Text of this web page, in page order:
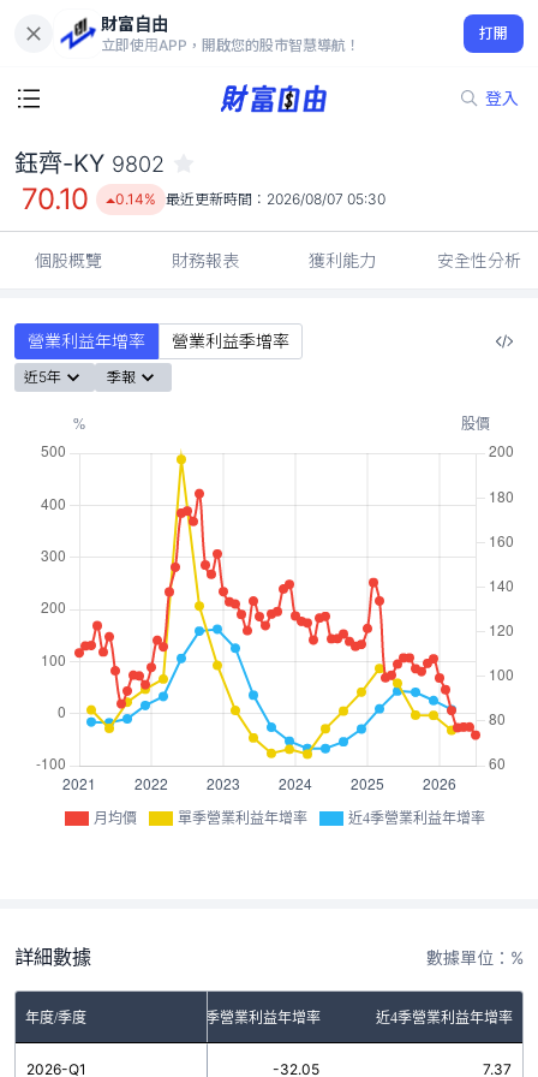
財富自由
立即使用APP，開啟您的股市智慧導航！
打開
登入
70.10
0.14%
鈺齊-KY 9802
70.10 0.14% 最近更新時間： 2026/08/07 05:30
個股概覽 財務報表 獲利能力 安全性分析
營業利益年增率 營業利益季增率
近5年 季報
月均價 單季營業利益年增率 近4季營業利益年增率
詳細數據 數據單位：%
年度/季度 單季營業利益年增率 近4季營業利益年增率
2026-Q1 -32.05 7.37